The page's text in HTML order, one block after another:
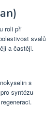
roli při
svalů
a častěji.
s
syntézu